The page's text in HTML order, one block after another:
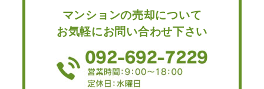
マンションの売却について
お気軽にお問い合わせ下さい